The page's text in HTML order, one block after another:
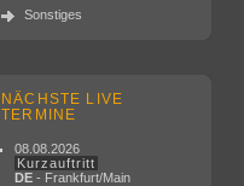
Sonstiges
NÄCHSTE LIVE
TERMINE
08.08.2026
Kurzauftritt
DE - Frankfurt/Main